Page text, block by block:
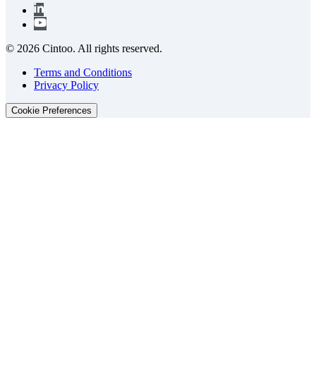
© 2026 Cintoo. All rights reserved.
Terms and Conditions
Privacy Policy
Cookie Preferences